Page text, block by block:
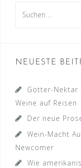
nach:
NEUESTE
Götter-Nektar
Weine auf Reisen
Der neue
Wein-Macht
Newcomer
Wie